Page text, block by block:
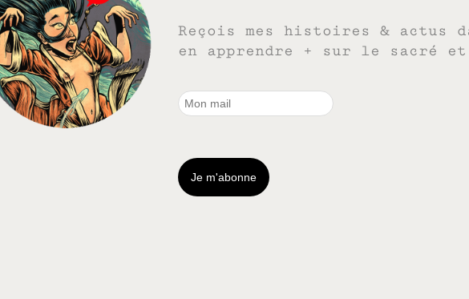
Reçois mes histoires & actus
en apprendre + sur le sacré